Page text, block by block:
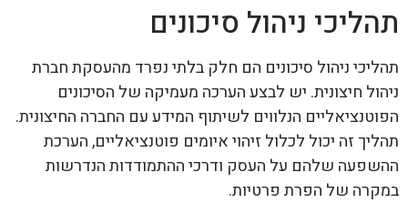
תהליכי ניהול סיכונים
תהליכי ניהול סיכונים הם חלק בלתי נפרד מהעסקת חברת
ניהול חיצונית. יש לבצע הערכה מעמיקה של הסיכונים
הפוטנציאליים הנלווים לשיתוף המידע עם החברה החיצונית.
תהליך זה יכול לכלול זיהוי איומים פוטנציאליים, הערכת
ההשפעה שלהם על העסק ודרכי ההתמודדות הנדרשות
במקרה של הפרת פרטיות.